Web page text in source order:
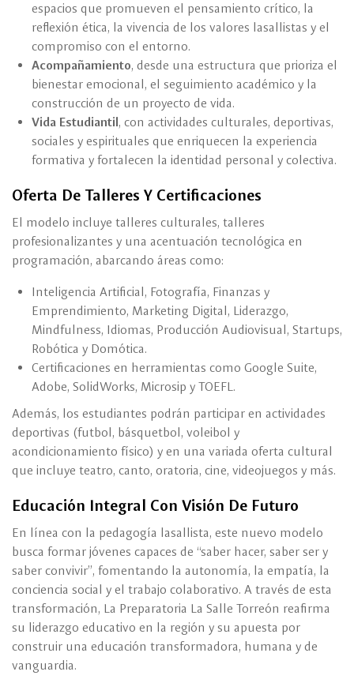
espacios que promueven el pensamiento crítico, la
reflexión ética, la vivencia de los valores lasallistas y el
compromiso con el entorno.
Acompañamiento, desde una estructura que prioriza el
bienestar emocional, el seguimiento académico y la
construcción de un proyecto de vida.
Vida Estudiantil, con actividades culturales, deportivas,
sociales y espirituales que enriquecen la experiencia
formativa y fortalecen la identidad personal y colectiva.
Oferta De Talleres Y Certificaciones
El modelo incluye talleres culturales, talleres
profesionalizantes y una acentuación tecnológica en
programación, abarcando áreas como:
Inteligencia Artificial, Fotografía, Finanzas y
Emprendimiento, Marketing Digital, Liderazgo,
Mindfulness, Idiomas, Producción Audiovisual, Startups,
Robótica y Domótica.
Certificaciones en herramientas como Google Suite,
Adobe, SolidWorks, Microsip y TOEFL.
Además, los estudiantes podrán participar en actividades
deportivas (futbol, básquetbol, voleibol y
acondicionamiento físico) y en una variada oferta cultural
que incluye teatro, canto, oratoria, cine, videojuegos y más.
Educación Integral Con Visión De Futuro
En línea con la pedagogía lasallista, este nuevo modelo
busca formar jóvenes capaces de “saber hacer, saber ser y
saber convivir”, fomentando la autonomía, la empatía, la
conciencia social y el trabajo colaborativo. A través de esta
transformación, La Preparatoria La Salle Torreón reafirma
su liderazgo educativo en la región y su apuesta por
construir una educación transformadora, humana y de
vanguardia.